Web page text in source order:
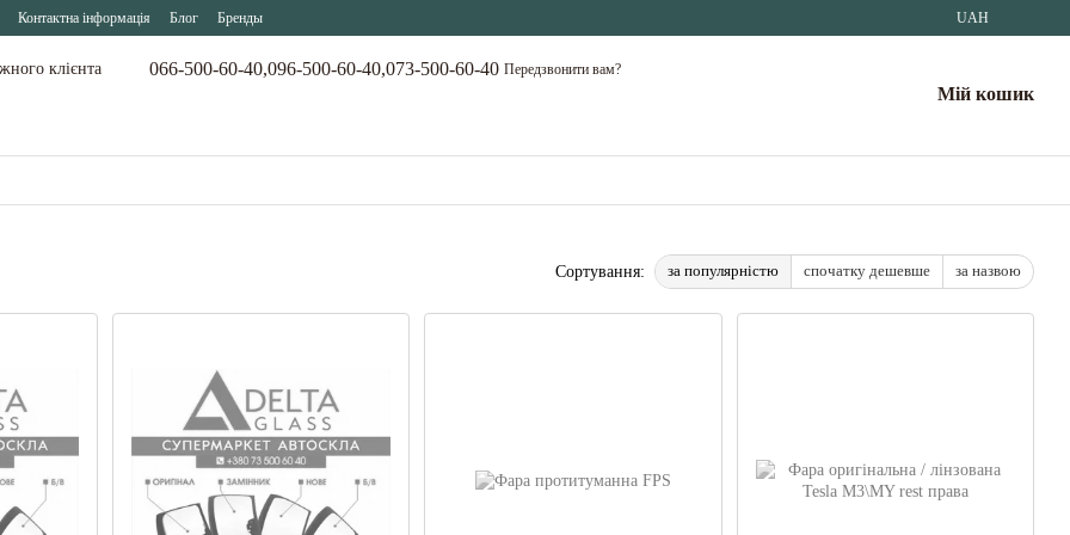
Контактна інформація Блог Бренды UAH
клієнта 066-500-60-40,096-500-60-40,073-500-60-40 Передзвонити вам?
Мій кошик
Сортування: за популярністю спочатку дешевше за назвою